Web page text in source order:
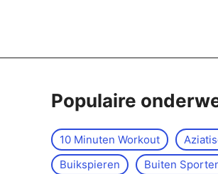
Populaire
10 Minuten Workout
Buikspieren
Buiten